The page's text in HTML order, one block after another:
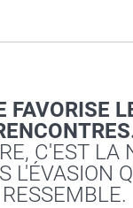
FAVORISE
C'EST LA
L'ÉVASION
RESSEMBLE.